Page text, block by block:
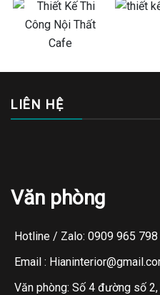
LIÊN HỆ
Văn phòng
Hotline / Zalo: 0909 965 798
Email :
Văn phòng: Số 4 đường số